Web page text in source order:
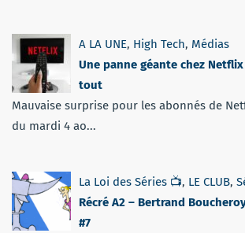
A LA UNE, High Tech, Médias
Une panne géante chez
tout
Mauvaise surprise pour les abonnés de
du mardi 4 ao...
La Loi des Séries 📺, LE CLUB,
Récré A2 – Bertrand
#7